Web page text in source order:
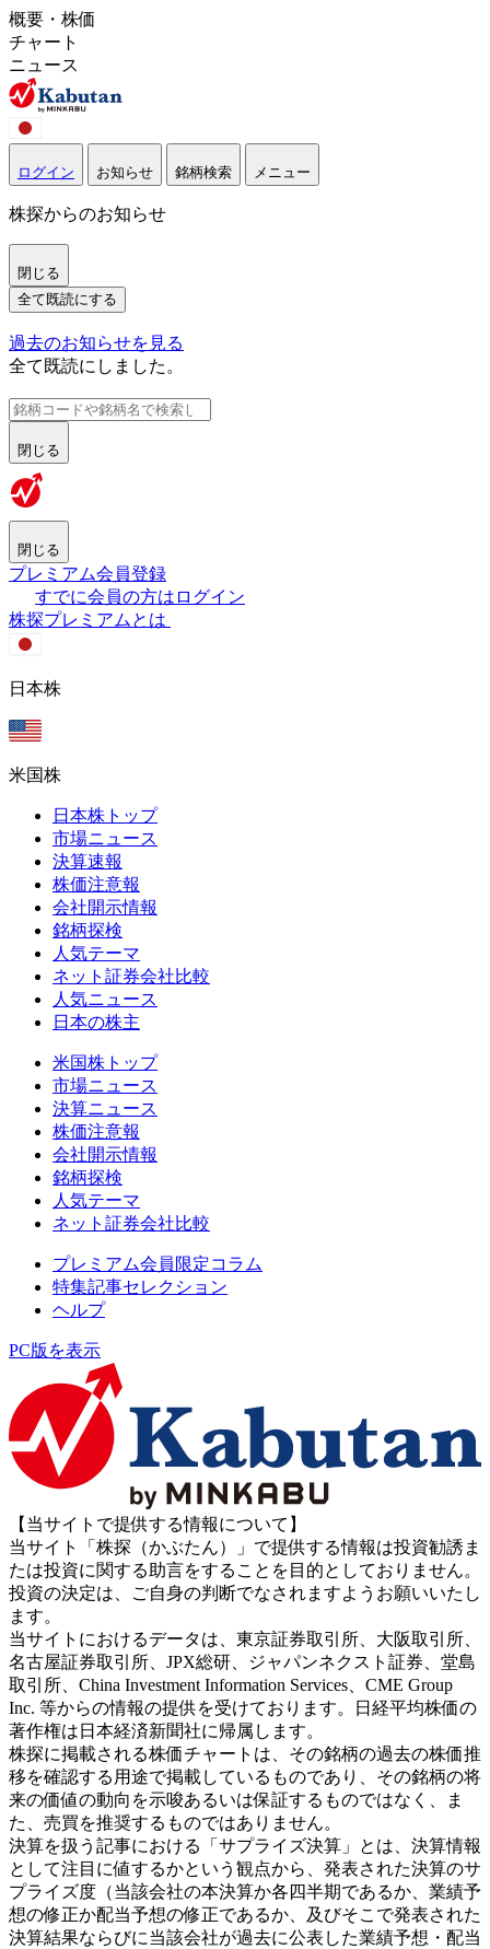
概要・株価
チャート
ニュース
ログイン お知らせ 銘柄検索 メニュー
株探からのお知らせ
閉じる
全て既読にする
過去のお知らせを見る
全て既読にしました。
閉じる
閉じる
プレミアム会員登録
すでに会員の方はログイン
株探プレミアムとは
日本株
米国株
日本株トップ
市場ニュース
決算速報
株価注意報
会社開示情報
銘柄探検
人気テーマ
ネット証券会社比較
人気ニュース
日本の株主
米国株トップ
市場ニュース
決算ニュース
株価注意報
会社開示情報
銘柄探検
人気テーマ
ネット証券会社比較
プレミアム会員限定コラム
特集記事セレクション
ヘルプ
PC版を表示
【当サイトで提供する情報について】
当サイト「株探（かぶたん）」で提供する情報は投資勧誘ま
たは投資に関する助言をすることを目的としておりません。
投資の決定は、ご自身の判断でなされますようお願いいたし
ます。
当サイトにおけるデータは、東京証券取引所、大阪取引所、
名古屋証券取引所、JPX総研、ジャパンネクスト証券、堂島
取引所、China Investment Information Services、CME Group
Inc. 等からの情報の提供を受けております。日経平均株価の
著作権は日本経済新聞社に帰属します。
株探に掲載される株価チャートは、その銘柄の過去の株価推
移を確認する用途で掲載しているものであり、その銘柄の将
来の価値の動向を示唆あるいは保証するものではなく、ま
た、売買を推奨するものではありません。
決算を扱う記事における「サプライズ決算」とは、決算情報
として注目に値するかという観点から、発表された決算のサ
プライズ度（当該会社の本決算か各四半期であるか、業績予
想の修正か配当予想の修正であるか、及びそこで発表された
決算結果ならびに当該会社が過去に公表した業績予想・配当